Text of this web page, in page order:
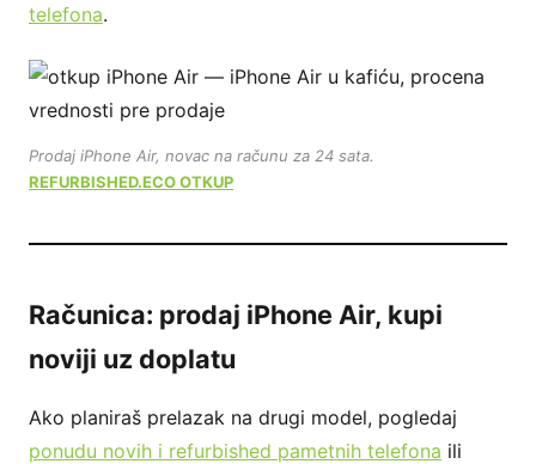
telefona.
Prodaj iPhone Air, novac na računu za 24 sata.
REFURBISHED.ECO OTKUP
Računica: prodaj iPhone Air, kupi
noviji uz doplatu
Ako planiraš prelazak na drugi model, pogledaj
ponudu novih i refurbished pametnih telefona ili